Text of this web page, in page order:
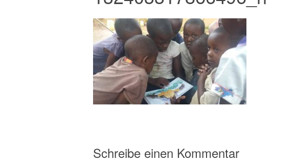
Schreibe einen Kommentar